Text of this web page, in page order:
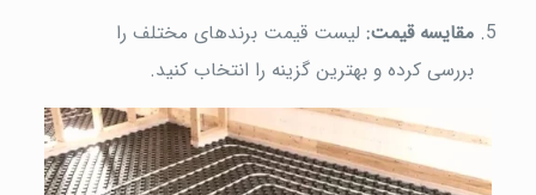
مقایسه قیمت:لیست قیمت برندهای مختلف را
بررسی کرده و بهترین گزینه را انتخاب کنید.